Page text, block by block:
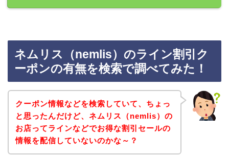
ネムリス（nemlis）のライン割引ク
ーポンの有無を検索で調べてみた！
クーポン情報などを検索していて、ちょっ
と思ったんだけど、ネムリス（nemlis）の
お店ってラインなどでお得な割引セールの
情報を配信していないのかな～？